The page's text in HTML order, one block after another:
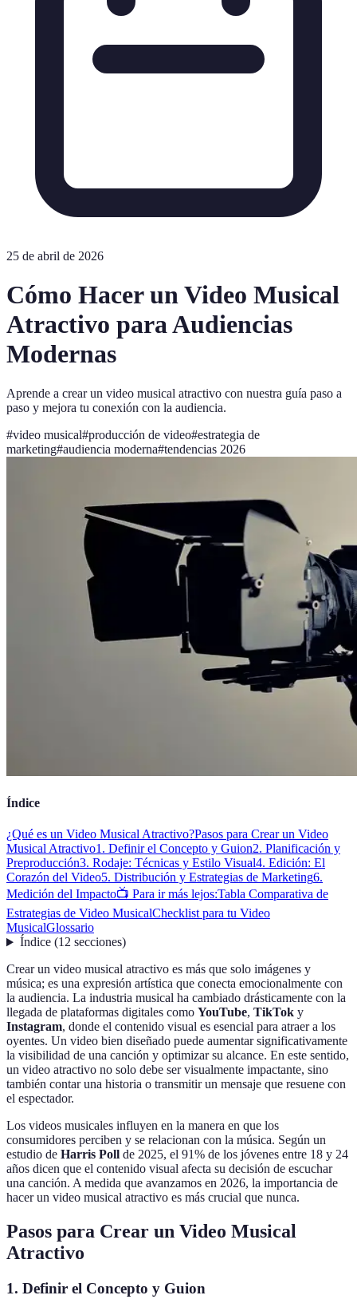
25 de abril de 2026
Cómo Hacer un Video Musical
Atractivo para Audiencias
Modernas
Aprende a crear un video musical atractivo con nuestra guía paso a
paso y mejora tu conexión con la audiencia.
#video musical#producción de video#estrategia de
marketing#audiencia moderna#tendencias 2026
Índice
¿Qué es un Video Musical Atractivo?Pasos para Crear un Video
Musical Atractivo1. Definir el Concepto y Guion2. Planificación y
Preproducción3. Rodaje: Técnicas y Estilo Visual4. Edición: El
Corazón del Video5. Distribución y Estrategias de Marketing6.
Medición del Impacto📺 Para ir más lejos:Tabla Comparativa de
Estrategias de Video MusicalChecklist para tu Video
MusicalGlossario
Índice(12 secciones)
Crear un video musical atractivo es más que solo imágenes y
música; es una expresión artística que conecta emocionalmente con
la audiencia. La industria musical ha cambiado drásticamente con la
llegada de plataformas digitales como YouTube, TikTok y
Instagram, donde el contenido visual es esencial para atraer a los
oyentes. Un video bien diseñado puede aumentar significativamente
la visibilidad de una canción y optimizar su alcance. En este sentido,
un video atractivo no solo debe ser visualmente impactante, sino
también contar una historia o transmitir un mensaje que resuene con
el espectador.
Los videos musicales influyen en la manera en que los
consumidores perciben y se relacionan con la música. Según un
estudio de Harris Poll de 2025, el 91% de los jóvenes entre 18 y 24
años dicen que el contenido visual afecta su decisión de escuchar
una canción. A medida que avanzamos en 2026, la importancia de
hacer un video musical atractivo es más crucial que nunca.
Pasos para Crear un Video Musical
Atractivo
1. Definir el Concepto y Guion